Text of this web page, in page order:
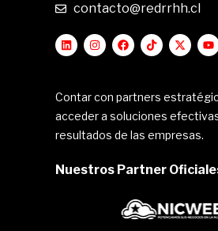
contacto@redrrhh.cl
Contar con partners
acceder a soluciones
resultados de las empresas.
Nuestros Partner